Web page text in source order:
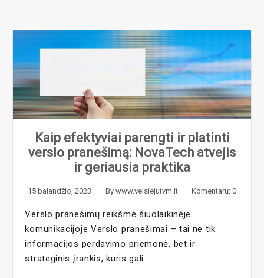
Kaip efektyviai parengti ir platinti
verslo pranešimą: NovaTech atvejis
ir geriausia praktika
15 balandžio, 2023 By www.veisiejutvm.lt Komentarų: 0
Verslo pranešimų reikšmė šiuolaikinėje
komunikacijoje Verslo pranešimai – tai ne tik
informacijos perdavimo priemonė, bet ir
strateginis įrankis, kuris gali…